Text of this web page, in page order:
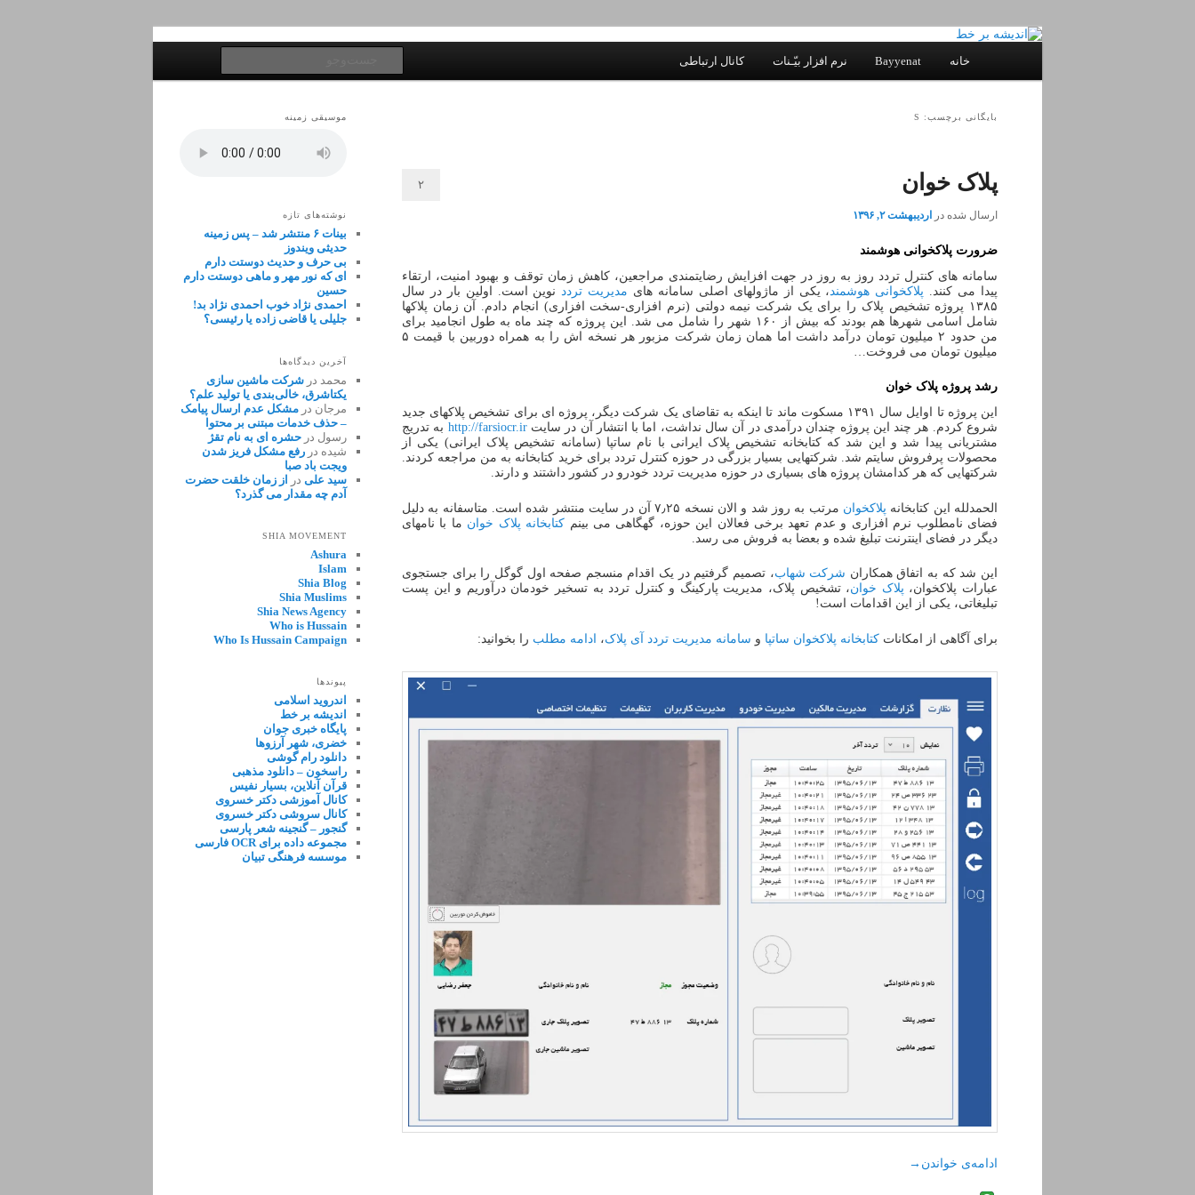
اندیشه بر خط
یادداشتهای یک معلم در باب زندگی، اخلاق، اخبار، علم و سیاست
خانه Bayyenat نرم افزار بیّـنات کانال ارتباطی
بایگانی برچسب: S
پلاک خوان
ارسال شده در اردیبهشت ۲, ۱۳۹۶
۲
ضرورت پلاکخوانی هوشمند
سامانه های کنترل تردد روز به روز در جهت افزایش رضایتمندی مراجعین، کاهش زمان توقف و بهبود امنیت، ارتقاء
پیدا می کنند. پلاکخوانی هوشمند ، یکی از ماژولهای اصلی سامانه های مدیریت تردد نوین است. اولین بار در سال
۱۳۸۵ پروژه تشخیص پلاک را برای یک شرکت نیمه دولتی (نرم افزاری-سخت افزاری) انجام دادم. آن زمان پلاکها
شامل اسامی شهرها هم بودند که بیش از ۱۶۰ شهر را شامل می شد. این پروژه که چند ماه به طول انجامید برای
من حدود ۲ میلیون تومان درآمد داشت اما همان زمان شرکت مزبور هر نسخه اش را به همراه دوربین با قیمت ۵
میلیون تومان می فروخت…
رشد پروژه پلاک خوان
این پروژه تا اوایل سال ۱۳۹۱ مسکوت ماند تا اینکه به تقاضای یک شرکت دیگر، پروژه ای برای تشخیص پلاکهای جدید
شروع کردم. هر چند این پروژه چندان درآمدی در آن سال نداشت، اما با انتشار آن در سایتhttp://farsiocr.ir به تدریج
مشتریانی پیدا شد و این شد که کتابخانه تشخیص پلاک ایرانی با نام ساتپا (سامانه تشخیص پلاک ایرانی) یکی از
محصولات پرفروش سایتم شد. شرکتهایی بسیار بزرگی در حوزه کنترل تردد برای خرید کتابخانه به من مراجعه کردند.
شرکتهایی که هر کدامشان پروژه های بسیاری در حوزه مدیریت تردد خودرو در کشور داشتند و دارند.
الحمدلله این کتابخانه پلاکخوان
مرتب به روز شد و الان نسخه ۷٫۲۵ آن در سایت منتشر شده است. متاسفانه به دلیل
فضای نامطلوب نرم افزاری و عدم تعهد برخی فعالان این حوزه، گهگاهی می بینم کتابخانه پلاک خوان ما با نامهای
دیگر در فضای اینترنت تبلیغ شده و بعضا به فروش می رسد.
این شد که به اتفاق همکاران شرکت شهاب، تصمیم گرفتیم در یک اقدام منسجم صفحه اول گوگل را برای جستجوی
عبارات پلاکخوان، پلاک خوان، تشخیص پلاک، مدیریت پارکینگ و کنترل تردد به تسخیر خودمان درآوریم و این پست
تبلیغاتی، یکی از این اقدامات است!
برای آگاهی از امکانات کتابخانه پلاکخوان ساتپا و سامانه مدیریت تردد آی پلاک، ادامه مطلب را بخوانید:
ادامه‌ی خواندن →
موسیقی زمینه
نوشته‌های تازه
بینات ۶ منتشر شد – پس زمینه
حدیثی ویندوز
بی حرف و حدیث دوستت دارم
ای که نور مهر و ماهی دوستت دارم
حسین
احمدی نژاد خوب احمدی نژاد بد!
جلیلی یا قاضی زاده یا رئیسی؟
آخرین دیدگاه‌ها
محمد در شرکت ماشین سازی
یکتاشرق، خالی‌بندی یا تولید علم؟
مرجان در مشکل عدم ارسال پیامک
– حذف خدمات مبتنی بر محتوا
رسول در حشره ای به نام تقژ
شیده در رفع مشکل فریز شدن
ویجت باد صبا
سید علی در از زمان خلقت حضرت
آدم چه مقدار می گذرد؟
SHIA MOVEMENT
Ashura
Islam
Shia Blog
Shia Muslims
Shia News Agency
Who is Hussain
Who Is Hussain Campaign
پیوندها
اندروید اسلامی
اندیشه بر خط
پایگاه خبری جوان
خضری، شهر آرزوها
دانلود رام گوشی
راسخون – دانلود مذهبی
قرآن آنلاین، بسیار نفیس
کانال آموزشی دکتر خسروی
کانال سروشی دکتر خسروی
گنجور – گنجینه شعر پارسی
مجموعه داده برای OCR فارسی
موسسه فرهنگی تبیان